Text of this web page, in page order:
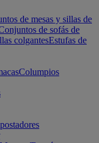
de mesas y sillas de
de sofás de
colgantesEstufas de
Columpios